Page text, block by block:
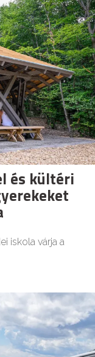
és kültéri
iskola várja a